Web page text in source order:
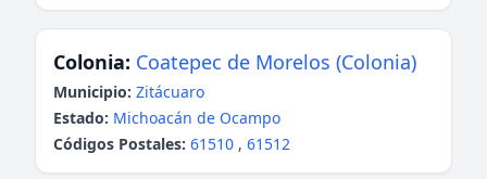
Colonia: Coatepec de Morelos (Colonia)
Municipio: Zitácuaro
Estado: Michoacán de Ocampo
Códigos Postales: 61510 , 61512